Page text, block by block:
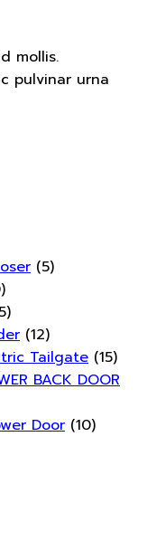
mollis.
pulvinar urna
(5)
(12)
Tailgate (15)
BACK DOOR
Door (10)